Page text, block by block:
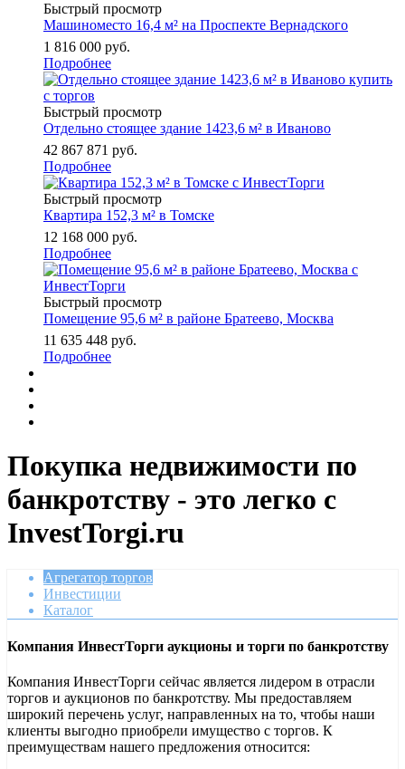
Быстрый просмотр
Машиноместо 16,4 м² на Проспекте Вернадского
1 816 000 руб.
Подробнее
Быстрый просмотр
Отдельно стоящее здание 1423,6 м² в Иваново
42 867 871 руб.
Подробнее
Быстрый просмотр
Квартира 152,3 м² в Томске
12 168 000 руб.
Подробнее
Быстрый просмотр
Помещение 95,6 м² в районе Братеево, Москва
11 635 448 руб.
Подробнее
Покупка недвижимости по
банкротству - это легко с
InvestTorgi.ru
Агрегатор торгов
Инвестиции
Каталог
Компания ИнвестТорги аукционы и торги по банкротству
Компания ИнвестТорги сейчас является лидером в отрасли
торгов и аукционов по банкротству. Мы предоставляем
широкий перечень услуг, направленных на то, чтобы наши
клиенты выгодно приобрели имущество с торгов. К
преимуществам нашего предложения относится: